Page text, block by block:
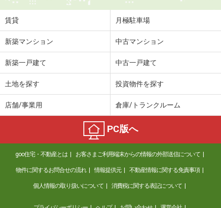
専有面積
愛媛県東温市志津川
5.30万円
愛媛県伊予市米湊
4.40万円
住 所
愛媛県伊予市米湊
専有面積 23.18m²
間取り
1K
愛媛県松山市北吉田町
賃貸 月極駐車場
新築マンション 中古マンション
新築一戸建て 中古一戸建て
土地を探す 投資物件を探す
店舗/事業用 倉庫/トランクルーム
PC版へ
goo住宅・不動産とは お客さまご利用端末からの情報の外部送信について
物件に関するお問合せの流れ 情報提供元 不動産情報に関する免責事項
個人情報の取り扱いについて 消費税に関する表記について